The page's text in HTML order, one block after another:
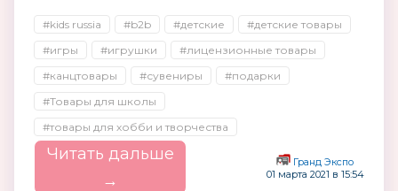
#kids russia #b2b #детские
#детские товары
#игры
#игрушки
#лицензионные товары
#канцтовары
#сувениры
#подарки
#Товары для школы
#товары для хобби и творчества
Читать дальше
→
Гранд Экспо
01 марта 2021 в 15:54